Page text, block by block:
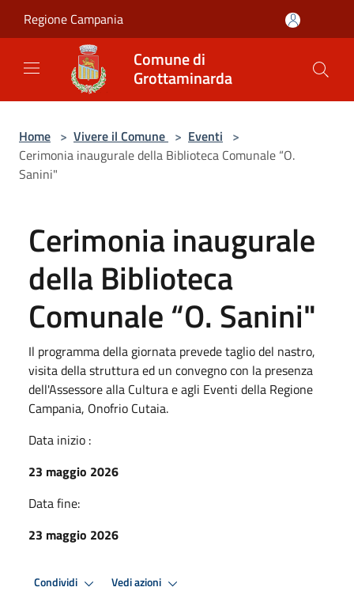
Regione Campania
Comune di
Grottaminarda
Home > Vivere il Comune > Eventi >
Cerimonia inaugurale della Biblioteca Comunale “O.
Sanini"
Cerimonia inaugurale
della Biblioteca
Comunale “O. Sanini"
Il programma della giornata prevede taglio del nastro,
visita della struttura ed un convegno con la presenza
dell'Assessore alla Cultura e agli Eventi della Regione
Campania, Onofrio Cutaia.
Data inizio :
23 maggio 2026
Data fine:
23 maggio 2026
Condividi Vedi azioni